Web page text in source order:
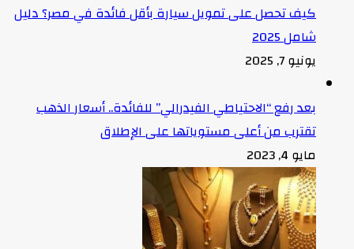
كيف تحصل على تمويل سيارة بأقل فائدة في مصر؟ دليل
شامل 2025
يونيو 7, 2025
بعد رفع “الاحتياطي الفيدرالي” للفائدة.. أسعار الذهب
تقترب من أعلى مستوياتها على الإطلاق
مايو 4, 2023